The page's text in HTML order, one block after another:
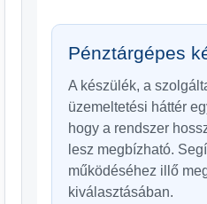
Pénztárgépes
A készülék, a
üzemeltetési háttér
hogy a rendszer
lesz megbízható.
működéséhez illő
kiválasztásában.